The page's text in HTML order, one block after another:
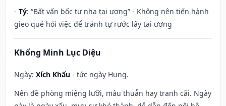
- Tý: “Bất vấn bốc tự nhạ tai ương” - Không nên tiến hành
gieo quẻ hỏi việc để tránh tự rước lấy tai ương
Khổng Minh Lục Diệu
Ngày: Xích Khẩu - tức ngày Hung.
Nên đề phòng miệng lưỡi, mâu thuẫn hay tranh cãi. Ngày